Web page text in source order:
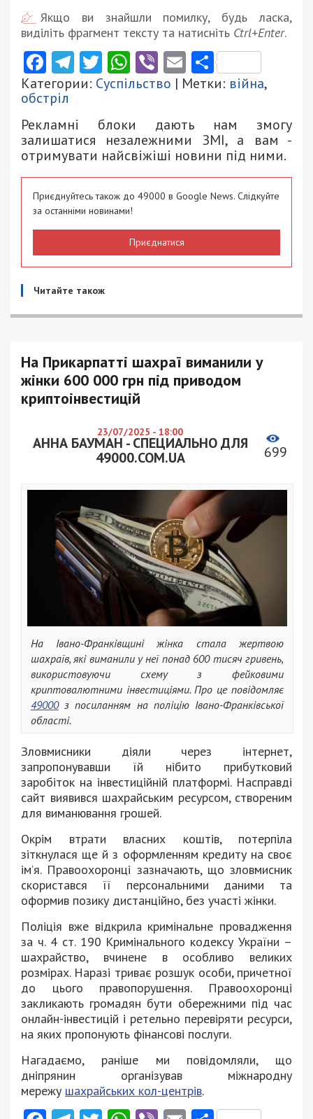
Якщо ви знайшли помилку, будь ласка,
виділіть фрагмент тексту та натисніть Ctrl+Enter.
Facebook
Telegram
Twitter
WhatsApp
ViberEmail
Категории: Суспільство | Метки: війна,
обстріл
Рекламні блоки дають нам змогу
залишатися незалежними ЗМІ, а вам -
отримувати найсвіжіші новини під ними.
Приєднуйтесь також до 49000 в Google News. Слідкуйте
за останніми новинами!
Приєднатися
Читайте також
На Прикарпатті шахраї виманили у
жінки 600 000 грн під приводом
криптоінвестицій
23/07/2025 - 18:00
АННА БАУМАН - СПЕЦИАЛЬНО ДЛЯ
49000.COM.UA
699
На Івано-Франківщині жінка стала жертвою
шахраїв, які виманили у неї понад 600 тисяч гривень,
використовуючи схему з фейковими
криптовалютними інвестиціями. Про це повідомляє
49000з посиланням на поліцію Івано-Франківської
області.
Зловмисники діяли через інтернет,
запропонувавши їй нібито прибутковий
заробіток на інвестиційній платформі. Насправді
сайт виявився шахрайським ресурсом, створеним
для виманювання грошей.
Окрім втрати власних коштів, потерпіла
зіткнулася ще й з оформленням кредиту на своє
ім’я. Правоохоронці зазначають, що зловмисник
скористався її персональними даними та
оформив позику дистанційно, без участі жінки.
Поліція вже відкрила кримінальне провадження
за ч. 4 ст. 190 Кримінального кодексу України –
шахрайство, вчинене в особливо великих
розмірах. Наразі триває розшук особи, причетної
до цього правопорушення. Правоохоронці
закликають громадян бути обережними під час
онлайн-інвестицій і ретельно перевіряти ресурси,
на яких пропонують фінансові послуги.
Нагадаємо, раніше ми повідомляли, що
дніпрянин організував міжнародну
мережу шахрайських кол-центрів.